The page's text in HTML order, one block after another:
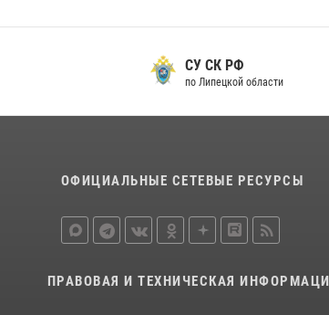
граждан на праздновании Дня
03 августа 2026, 13:43
окончили курс служебной
Росгвардия обеспечила
СУ СК РФ
по Липецкой области
ОФИЦИАЛЬНЫЕ СЕТЕВЫЕ РЕСУРСЫ
ПРАВОВАЯ И ТЕХНИЧЕСКАЯ